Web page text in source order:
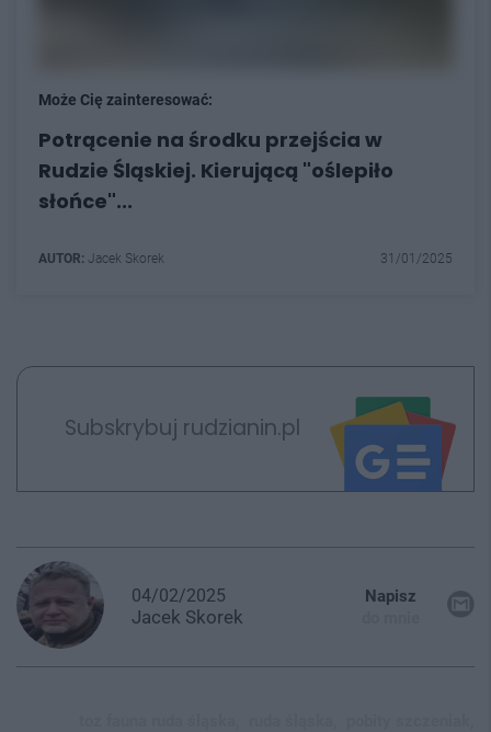
Może Cię zainteresować:
Potrącenie na środku przejścia w
Rudzie Śląskiej. Kierującą "oślepiło
słońce"...
AUTOR: Jacek Skorek 31/01/2025
Subskrybuj rudzianin.pl
04/02/2025
Jacek Skorek
Napisz